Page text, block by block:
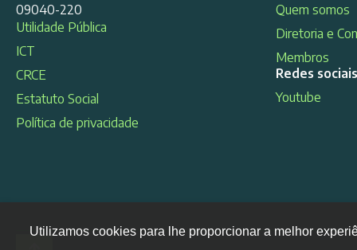
09040-220
Utilidade Pública
ICT
CRCE
Estatuto Social
Política de privacidade
Quem somos
Diretoria e
Membros
Redes sociais
Youtube
Utilizamos cookies para lhe proporcionar a melhor